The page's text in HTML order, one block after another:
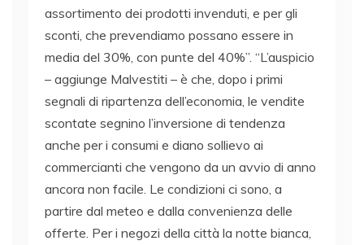
assortimento dei prodotti invenduti, e per gli
sconti, che prevendiamo possano essere in
media del 30%, con punte del 40%”. “L’auspicio
– aggiunge Malvestiti – è che, dopo i primi
segnali di ripartenza dell’economia, le vendite
scontate segnino l’inversione di tendenza
anche per i consumi e diano sollievo ai
commercianti che vengono da un avvio di anno
ancora non facile. Le condizioni ci sono, a
partire dal meteo e dalla convenienza delle
offerte. Per i negozi della città la notte bianca,